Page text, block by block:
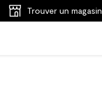
Trouver un magasin